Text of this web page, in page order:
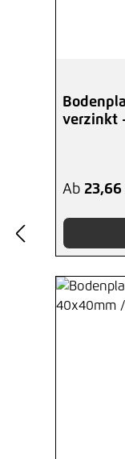
verzinkt
Ab 23,66